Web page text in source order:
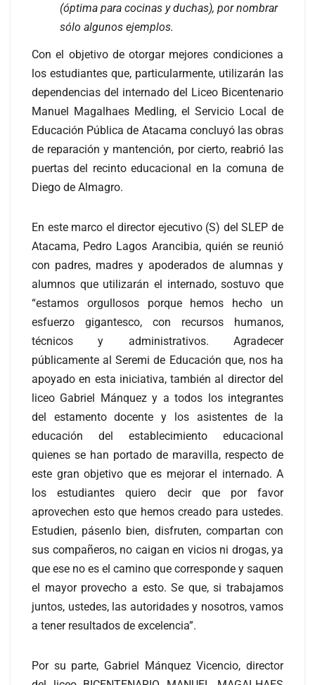
(óptima para cocinas y duchas), por nombrar
sólo algunos ejemplos.
Con el objetivo de otorgar mejores condiciones a
los estudiantes que, particularmente, utilizarán las
dependencias del internado del Liceo Bicentenario
Manuel Magalhaes Medling, el Servicio Local de
Educación Pública de Atacama concluyó las obras
de reparación y mantención, por cierto, reabrió las
puertas del recinto educacional en la comuna de
Diego de Almagro.
En este marco el director ejecutivo (S) del SLEP de
Atacama, Pedro Lagos Arancibia, quién se reunió
con padres, madres y apoderados de alumnas y
alumnos que utilizarán el internado, sostuvo que
“estamos orgullosos porque hemos hecho un
esfuerzo gigantesco, con recursos humanos,
técnicos y administrativos. Agradecer
públicamente al Seremi de Educación que, nos ha
apoyado en esta iniciativa, también al director del
liceo Gabriel Mánquez y a todos los integrantes
del estamento docente y los asistentes de la
educación del establecimiento educacional
quienes se han portado de maravilla, respecto de
este gran objetivo que es mejorar el internado. A
los estudiantes quiero decir que por favor
aprovechen esto que hemos creado para ustedes.
Estudien, pásenlo bien, disfruten, compartan con
sus compañeros, no caigan en vicios ni drogas, ya
que ese no es el camino que corresponde y saquen
el mayor provecho a esto. Se que, si trabajamos
juntos, ustedes, las autoridades y nosotros, vamos
a tener resultados de excelencia”.
Por su parte, Gabriel Mánquez Vicencio, director